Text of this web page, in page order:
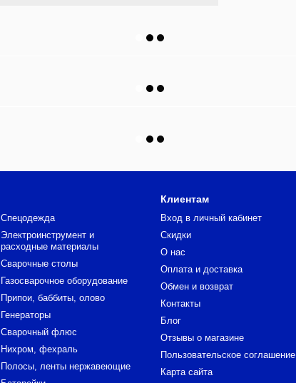
Спецодежда
Электроинструмент и
расходные материалы
Сварочные столы
Газосварочное оборудование
Припои, баббиты, олово
Генераторы
Сварочный флюс
Нихром, фехраль
Полосы, ленты нержавеющие
Клиентам
Вход в личный кабинет
Скидки
О нас
Оплата и доставка
Обмен и возврат
Контакты
Блог
Отзывы о магазине
Пользовательское соглашение
Карта сайта